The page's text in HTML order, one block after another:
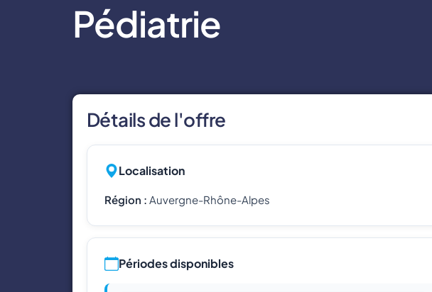
Pédiatrie
Détails de l'offre
Localisation
Région : Auvergne-Rhône-Alpes
Périodes disponibles